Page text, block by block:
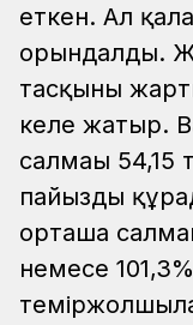
еткен. Ал
орындалды.
тасқыны
келе жатыр.
салмағы 54,15
пайызды
орташа
немесе